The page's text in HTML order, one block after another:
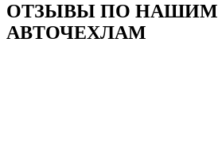
ОТЗЫВЫ ПО НАШИМ
АВТОЧЕХЛАМ